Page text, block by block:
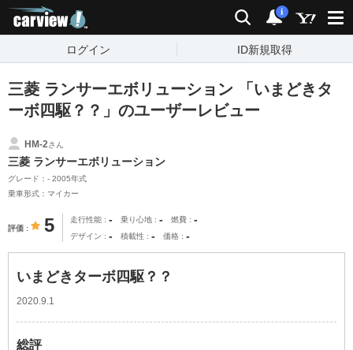
検索 通知
i
ログイン ID新規取得
三菱 ランサーエボリューション 「いまどきタ
ーボ四駆？？」のユーザーレビュー
HM-2さん
三菱 ランサーエボリューション
グレード：- 2005年式
乗車形式：マイカー
評価 5 走行性能 - 乗り心地 - 燃費 -
デザイン - 積載性 - 価格 -
いまどきターボ四駆？？
2020.9.1
総評